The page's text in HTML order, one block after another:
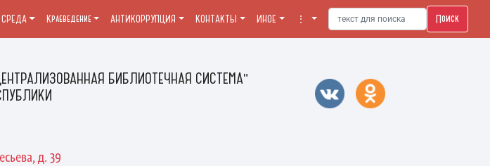
БИБЛИОТЕЧНАЯ СИСТЕМА"
д. 39
Краеведение АНТИКОРРУПЦИЯ КОНТАКТЫ ИНОЕ ⋮ Поиск